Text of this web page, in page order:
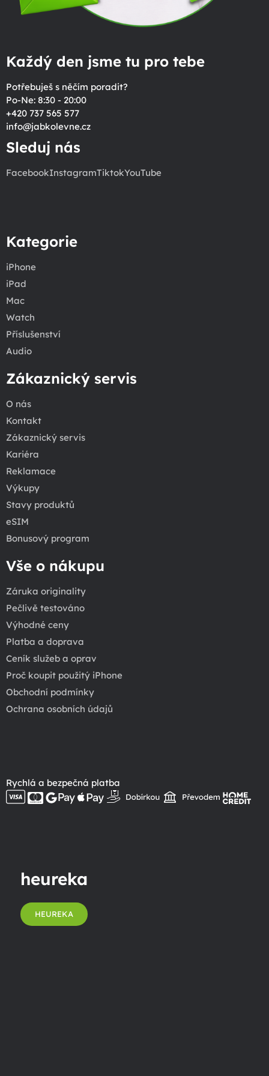
Každý den jsme tu pro tebe
Potřebuješ s něčím poradit?
Po-Ne: 8:30 - 20:00
+420 737 565 577
info@jabkolevne.cz
Sleduj nás
FacebookInstagramTiktokYouTube
Kategorie
iPhone
iPad
Mac
Watch
Příslušenství
Audio
Zákaznický servis
O nás
Kontakt
Zákaznický servis
Kariéra
Reklamace
Výkupy
Stavy produktů
eSIM
Bonusový program
Vše o nákupu
Záruka originality
Pečlivě testováno
Výhodné ceny
Platba a doprava
Ceník služeb a oprav
Proč koupit použitý iPhone
Obchodní podmínky
Ochrana osobních údajů
Rychlá a bezpečná platba
heureka
HEUREKA